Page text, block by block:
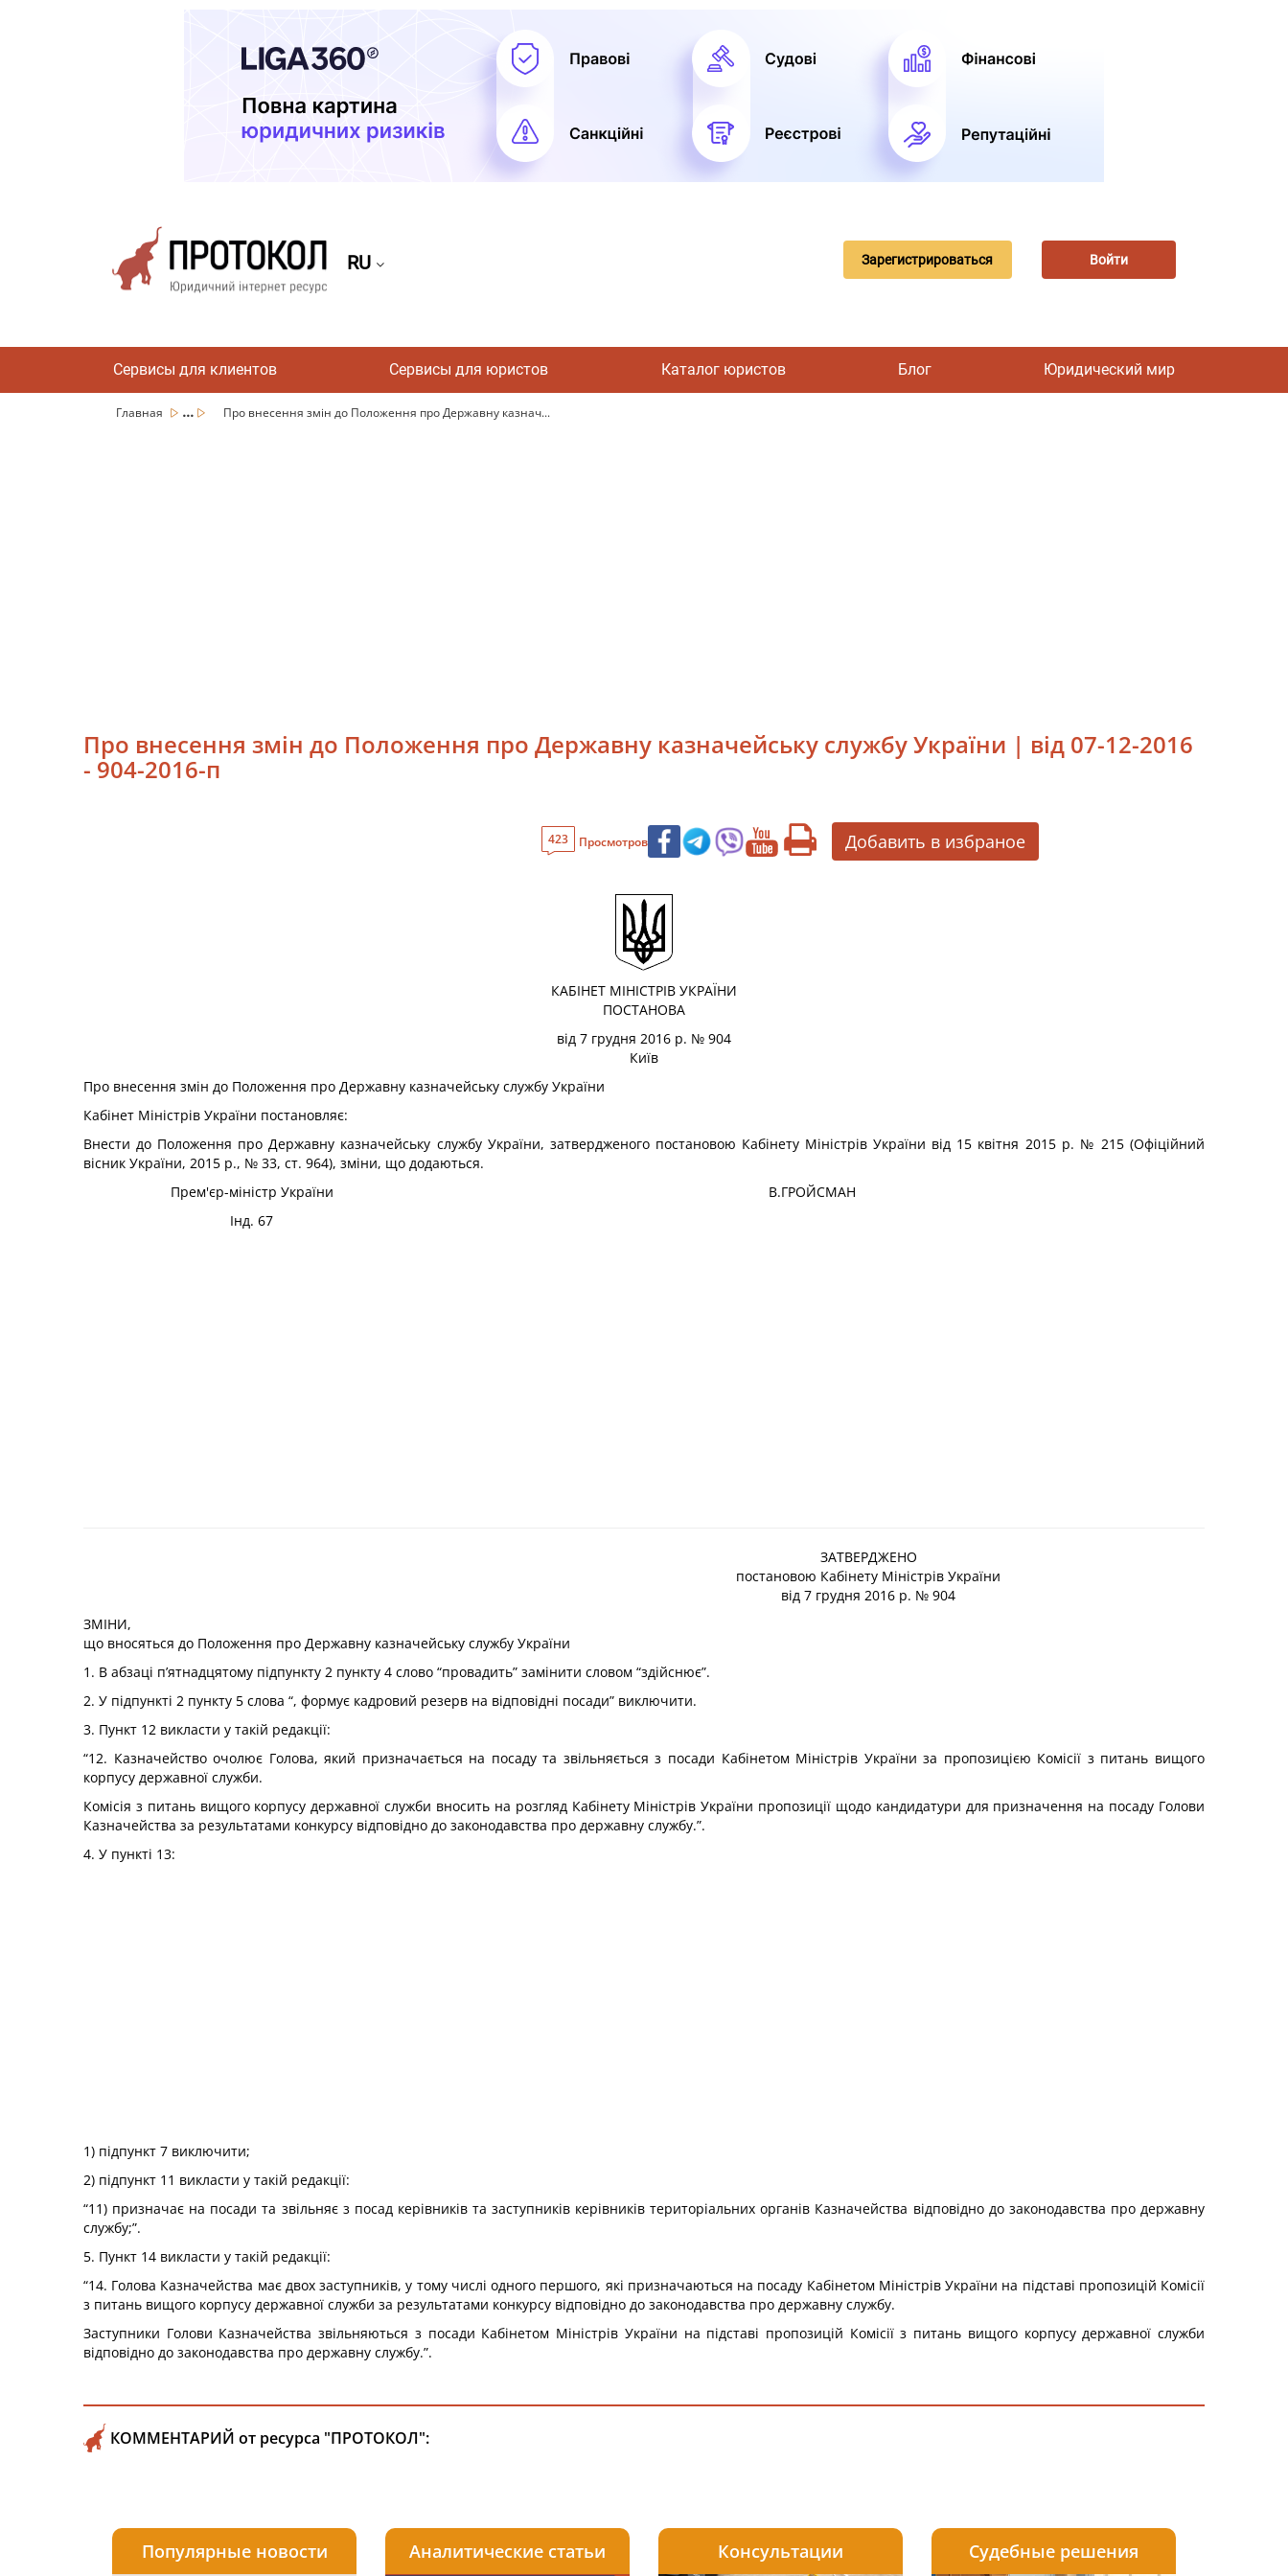
RU Зарегистрироваться Войти
Сервисы для клиентов Сервисы для юристов Каталог юристов Блог Юридический мир
Главная ... Про внесення змін до Положення про Державну казнач...
Про внесення змін до Положення про Державну казначейську службу України | від 07-12-2016
- 904-2016-п
423 Просмотров Добавить в избраное
КАБІНЕТ МІНІСТРІВ УКРАЇНИ
ПОСТАНОВА
від 7 грудня 2016 р. № 904
Київ
Про внесення змін до Положення про Державну казначейську службу України
Кабінет Міністрів України постановляє:
Внести до Положення про Державну казначейську службу України, затвердженого постановою Кабінету Міністрів України від 15 квітня 2015 р. № 215 (Офіційний
вісник України, 2015 р., № 33, ст. 964), зміни, що додаються.
Прем'єр-міністр України
В.ГРОЙСМАН
Інд. 67
ЗАТВЕРДЖЕНО
постановою Кабінету Міністрів України
від 7 грудня 2016 р. № 904
ЗМІНИ,
що вносяться до Положення про Державну казначейську службу України
1. В абзаці п’ятнадцятому підпункту 2 пункту 4 слово “провадить” замінити словом “здійснює”.
2. У підпункті 2 пункту 5 слова “, формує кадровий резерв на відповідні посади” виключити.
3. Пункт 12 викласти у такій редакції:
“12. Казначейство очолює Голова, який призначається на посаду та звільняється з посади Кабінетом Міністрів України за пропозицією Комісії з питань вищого
корпусу державної служби.
Комісія з питань вищого корпусу державної служби вносить на розгляд Кабінету Міністрів України пропозиції щодо кандидатури для призначення на посаду Голови
Казначейства за результатами конкурсу відповідно до законодавства про державну службу.”.
4. У пункті 13:
1) підпункт 7 виключити;
2) підпункт 11 викласти у такій редакції:
“11) призначає на посади та звільняє з посад керівників та заступників керівників територіальних органів Казначейства відповідно до законодавства про державну
службу;”.
5. Пункт 14 викласти у такій редакції:
“14. Голова Казначейства має двох заступників, у тому числі одного першого, які призначаються на посаду Кабінетом Міністрів України на підставі пропозицій Комісії
з питань вищого корпусу державної служби за результатами конкурсу відповідно до законодавства про державну службу.
Заступники Голови Казначейства звільняються з посади Кабінетом Міністрів України на підставі пропозицій Комісії з питань вищого корпусу державної служби
відповідно до законодавства про державну службу.”.
КОММЕНТАРИЙ от ресурса "ПРОТОКОЛ":
Популярные новости Аналитические статьи Консультации Судебные решения